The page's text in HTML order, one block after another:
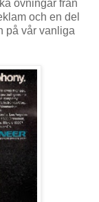
övningar från
och en del
på vår vanliga